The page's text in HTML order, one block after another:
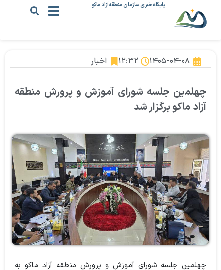
پایگاه خبری سازمان منطقه آزاد ماکو
۱۴۰۵-۰۴-۰۸ ۱۲:۳۲ اخبار
چهلمین جلسه شورای آموزش و پرورش منطقه
آزاد ماکو برگزار شد
چهلمین جلسه شورای آموزش و پرورش منطقه آزاد ماکو به